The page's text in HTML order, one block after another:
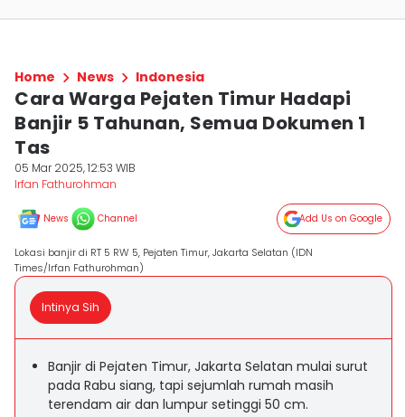
Home News Indonesia
Cara Warga Pejaten Timur Hadapi
Banjir 5 Tahunan, Semua Dokumen 1
Tas
05 Mar 2025, 12:53 WIB
Irfan Fathurohman
News Channel Add Us on Google
Lokasi banjir di RT 5 RW 5, Pejaten Timur, Jakarta Selatan (IDN
Times/Irfan Fathurohman)
Intinya Sih
Banjir di Pejaten Timur, Jakarta Selatan mulai surut
pada Rabu siang, tapi sejumlah rumah masih
terendam air dan lumpur setinggi 50 cm.